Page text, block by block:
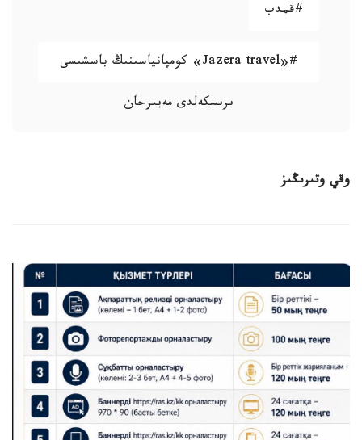
#قمدب
#«Jazera travel» كومپانياسىنىڭ باسشىسى
ىرىسكەلدى مەيىرجان
وقي وتىرىڭىز